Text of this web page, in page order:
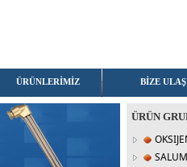
ÜRÜNLERİMİZ BİZE
ÜRÜN